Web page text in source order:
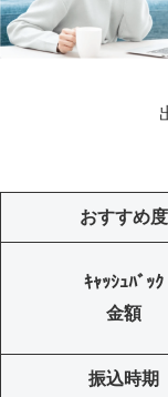
おすすめ度
ｷｬｯｼｭﾊﾞｯｸ
金額
振込時期